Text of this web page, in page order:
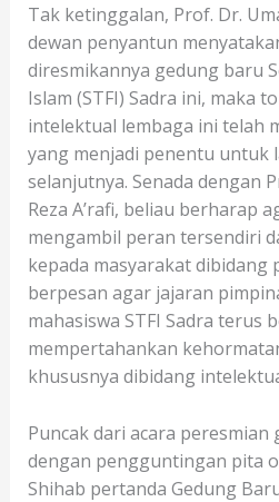
Tak ketinggalan, Prof. Dr.
dewan penyantun
diresmikannya gedung baru
Islam (STFI) Sadra ini, maka
intelektual lembaga ini telah
yang menjadi penentu untuk
selanjutnya. Senada dengan
Reza A’rafi, beliau berharap
mengambil peran tersendiri
kepada masyarakat dibidang
berpesan agar jajaran
mahasiswa STFI Sadra terus
mempertahankan
khususnya dibidang
Puncak dari acara peresmian
dengan pengguntingan pita
Shihab pertanda Gedung